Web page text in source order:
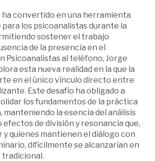
ha convertido en una herramienta
los psicoanalistas durante la
sostener el trabajo
de la presencia en el
Psicoanalistas al teléfono, Jorge
esta nueva realidad en la que la
en el único vínculo directo entre
Este desafío ha obligado a
los fundamentos de la práctica
manteniendo la esencia del análisis
efectos de división y resonancia que,
y quienes mantienen el diálogo con
difícilmente se alcanzarían en